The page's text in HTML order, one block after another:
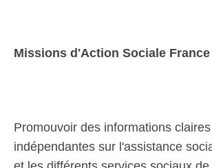
Missions d'Action Sociale France
Promouvoir des informations
indépendantes sur l'assistance